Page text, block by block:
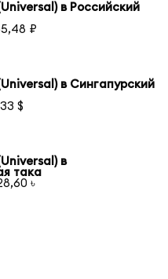
в Российский
₽
в Сингапурский
$
в
така
৳